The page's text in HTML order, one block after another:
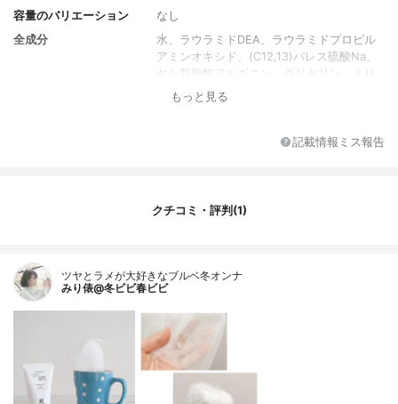
容量のバリエーション
なし
全成分
水、ラウラミドDEA、ラウラミドプロピル
アミンオキシド、(C12,13)パレス硫酸Na、
ヤシ脂肪酸アルギニン、グリセリン、ミリ
スチン酸、ココイルサルコシンNa、BG、ベ
ルボキシプロピルホスホン酸メチル、エク
ド、オリゴペプチド-20、パルミトイルトリ
シン、アスコルビルグルコシド、レチノイ
ン酸トコフェリル、パンテノール、ミロタ
ムヌスフラベリフォリア葉/茎エキス、デュ
ナリエラサリナエキス、ダイズ芽エキス、
ヒナギク花エキス、ワイルドタイムエキ
ス、オレンジ果皮油、テトラヘキシルデカ
ヒアルロン酸Na、プロパンジオール、トコ
もっと見る
記載情報ミス報告
クチコミ・評判(1)
ツヤとラメが大好きなブルベ冬オンナ
みり俵@冬ビビ春ビビ